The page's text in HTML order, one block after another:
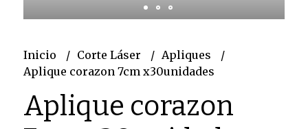
Inicio Corte Láser
Apliques
Aplique corazon 7cm x30unidades
Aplique corazon